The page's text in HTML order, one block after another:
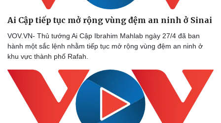
Ai Cập tiếp tục mở rộng vùng đệm an ninh ở Sinai
VOV.VN- Thủ tướng Ai Cập Ibrahim Mahlab ngày 27/4 đã ban
hành một sắc lệnh nhằm tiếp tục mở rộng vùng đệm an ninh ở
khu vực thành phố Rafah.